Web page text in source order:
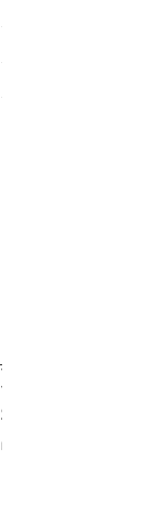
す
す
め
商
品